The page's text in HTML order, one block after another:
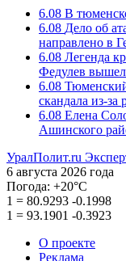
6.08 В
6.08 Дело об
направлено в
6.08 Легенда
Федулев
6.08
скандала из-за
6.08 Елена
Ашинского
УралПолит.ru
6 августа 2026 года
Погода: +20°С
1 = 80.9293 -0.1998
1 = 93.1901 -0.3923
О проекте
Реклама